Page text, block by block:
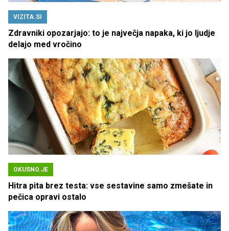
VIZITA.SI
Zdravniki opozarjajo: to je največja napaka, ki jo ljudje
delajo med vročino
OKUSNO.JE
Hitra pita brez testa: vse sestavine samo zmešate in
pečica opravi ostalo